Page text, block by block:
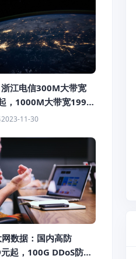
江电信300M大带宽
，1000M大带宽1999
E5-2690v4/128G内
2023-11-30
数据：国内高防
起，100G DDoS防